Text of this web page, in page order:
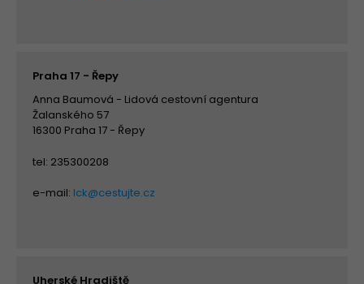
Praha 17 - Řepy
Anna Baumová - Lidová cestovní agentura
Žalanského 57
16300 Praha 17 - Řepy
tel: 235300208
e-mail: lck@cestujte.cz
Uherské Hradiště